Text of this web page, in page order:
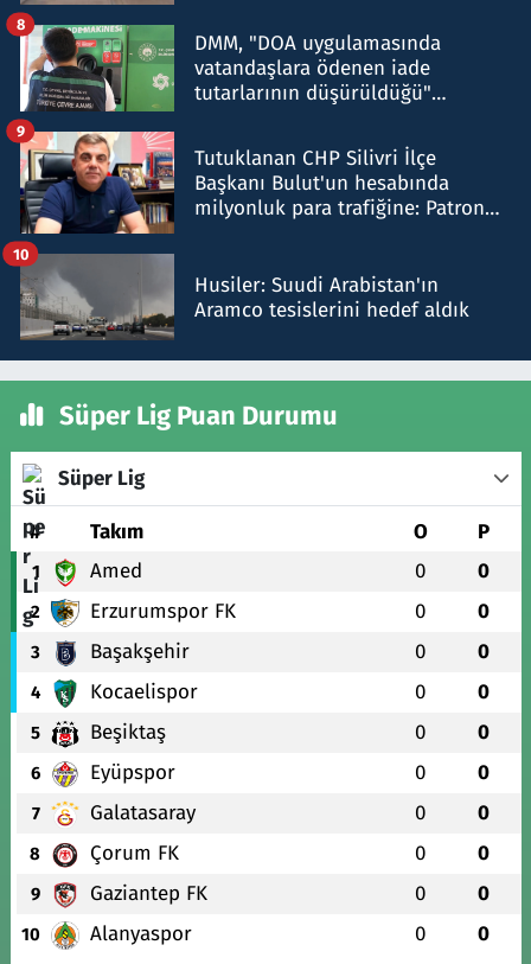
DMM, "DOA uygulamasında
vatandaşlara ödenen iade
tutarlarının düşürüldüğü"
8
Tutuklanan CHP Silivri İlçe
Başkanı Bulut'un hesabında
milyonluk para trafiğine: Patron
9
Husiler: Suudi Arabistan'ın
Aramco tesislerini hedef aldık
10
Süper Lig Puan Durumu
Süper Lig
# Takım O P
1 Amed 0 0
2 Erzurumspor FK 0 0
3 Başakşehir 0 0
4 Kocaelispor 0 0
5 Beşiktaş 0 0
6 Eyüpspor 0 0
7 Galatasaray 0 0
8 Çorum FK 0 0
9 Gaziantep FK 0 0
10 Alanyaspor 0 0